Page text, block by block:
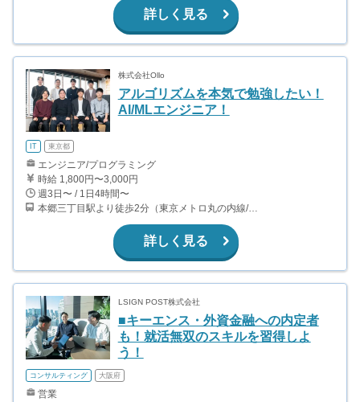
詳しく見る
株式会社Ollo
アルゴリズムを本気で勉強したい！
AI/MLエンジニア！
IT 東京都
エンジニア/プログラミング
時給 1,800円〜3,000円
週3日〜 / 1日4時間〜
本郷三丁目駅より徒歩2分（東京メトロ丸の内線/都営地下鉄大江戸線）
詳しく見る
LSIGN POST株式会社
■キーエンス・外資金融への内定者
も！就活無双のスキルを習得しよ
う！
コンサルティング 大阪府
営業